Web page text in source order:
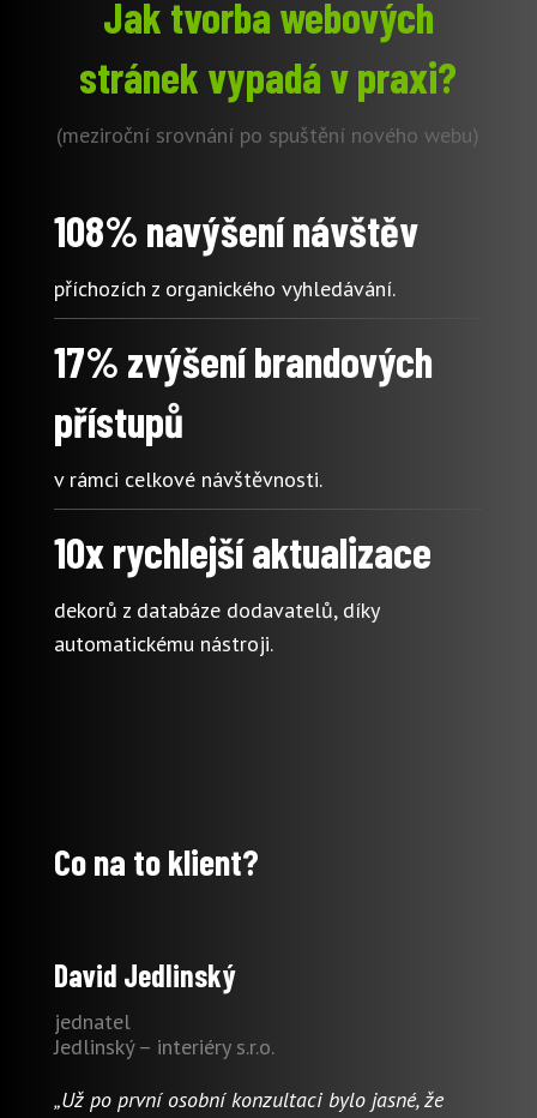
Jak tvorba webových
stránek vypadá v praxi?
(meziroční srovnání po spuštění nového webu)
108% navýšení návštěv
příchozích z organického vyhledávání.
17% zvýšení brandových
přístupů
v rámci celkové návštěvnosti.
10x rychlejší aktualizace
dekorů z databáze dodavatelů, díky
automatickému nástroji.
Co na to klient?
David Jedlinský
jednatel
Jedlinský – interiéry s.r.o.
„Už po první osobní konzultaci bylo jasné, že